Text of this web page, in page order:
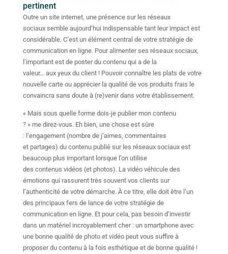
pertinent
Outre un site internet, une présence sur les réseaux
sociaux semble aujourd’hui indispensable tant leur impact est
considérable. C’est un élément central de votre stratégie de
communication en ligne. Pour alimenter ses réseaux sociaux,
l’important est de poster du contenu qui a de la
valeur… aux yeux du client ! Pouvoir connaître les plats de votre
nouvelle carte ou apprécier la qualité de vos produits frais le
convaincra sans doute à (re)venir dans votre établissement.
« Mais sous quelle forme dois-je publier mon contenu
? » me direz-vous. Eh bien, une chose est sûre
: l’engagement (nombre de j’aimes, commentaires
et partages) du contenu publié sur les réseaux sociaux est
beaucoup plus important lorsque l’on utilise
des contenus vidéos (et photos). La vidéo véhicule des
émotions qui rassurent très souvent vos clients sur
l’authenticité de votre démarche. À ce titre, elle doit être l’un
des principaux fers de lance de votre stratégie de
communication en ligne. Et pour cela, pas besoin d’investir
dans un matériel incroyablement cher : un smartphone avec
une bonne qualité de photo et vidéo peut vous suffire à
proposer du contenu à la fois esthétique et de bonne qualité !